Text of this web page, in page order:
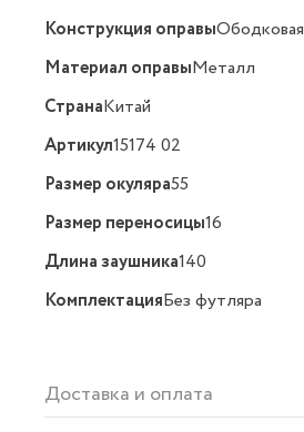
Конструкция оправыОбодковая
Материал оправыМеталл
СтранаКитай
Артикул15174 02
Размер окуляра55
Размер переносицы16
Длина заушника140
КомплектацияБез футляра
Доставка и оплата